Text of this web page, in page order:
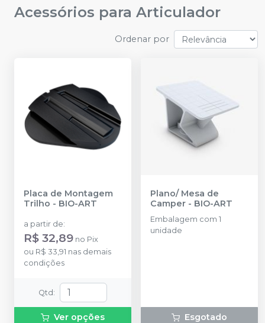
Acessórios para Articulador
Ordenar por
Placa de Montagem
Trilho - BIO-ART
a partir de:
R$ 32,89 no Pix
ou R$ 33,91 nas demais
condições
Qtd :
Ver opções
Plano/ Mesa de
Camper - BIO-ART
Embalagem com 1
unidade
Esgotado